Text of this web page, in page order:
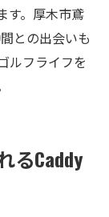
す。厚木市鳶
との出会いも
ルフライフを
るCaddy